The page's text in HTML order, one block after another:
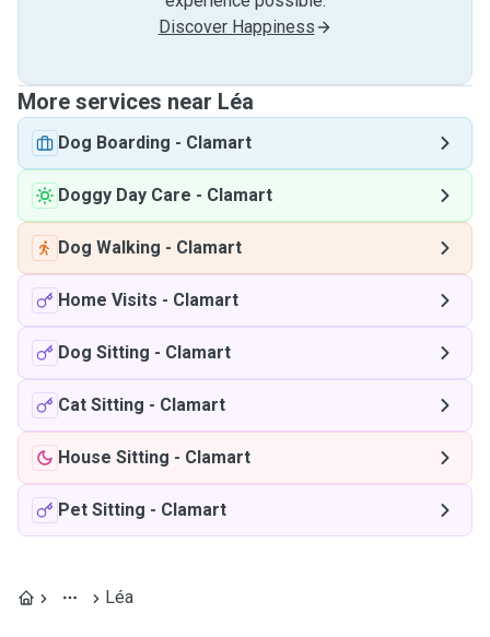
Discover Happiness
More services near Léa
Dog Boarding - Clamart
Doggy Day Care - Clamart
Dog Walking - Clamart
Home Visits - Clamart
Dog Sitting - Clamart
Cat Sitting - Clamart
House Sitting - Clamart
Pet Sitting - Clamart
Léa